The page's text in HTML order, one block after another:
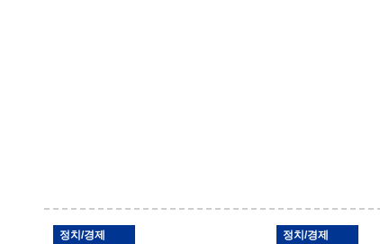
정치/경제 정치/경제